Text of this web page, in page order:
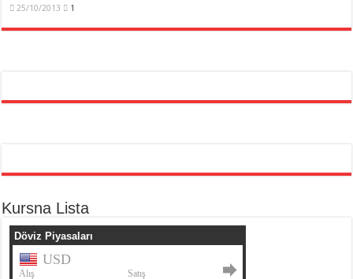
25/10/2013 1
Kursna Lista